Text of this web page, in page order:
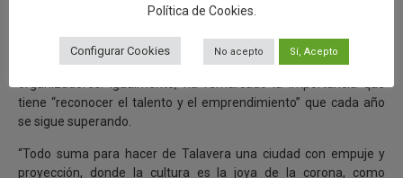
Tita García Élez ha mostrado el “compromiso del equipo de
augurando que “esto nadie lo va a parar”; porque están en auge
y son fruto de “vuestro esfuerzo y dedicación”, ha dicho a sus
organizadores. Igualmente, ha remarcado la importancia que
tiene “reconocer el talento y el emprendimiento” que cada año
se sigue superando.
“Todo suma para hacer de Talavera una ciudad con empuje y
proyección, donde la cultura es la joya de la corona, como
Política de Cookies
Configurar Cookies No acepto Sí, Acepto